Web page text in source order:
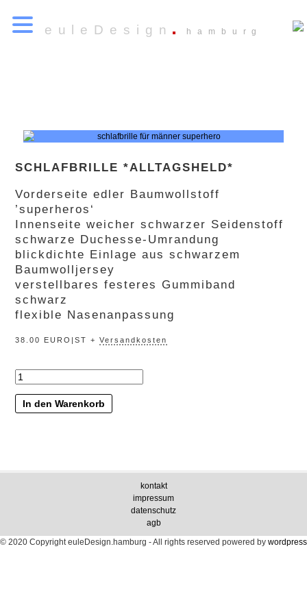
euleDesign hamburg
SCHLAFBRILLE *ALLTAGSHELD*
Vorderseite edler Baumwollstoff
’superheros‘
Innenseite weicher schwarzer Seidenstoff
schwarze Duchesse-Umrandung
blickdichte Einlage aus schwarzem
Baumwolljersey
verstellbares festeres Gummiband
schwarz
flexible Nasenanpassung
38.00 EURO|ST +Versandkosten
Menge
In den Warenkorb
kontakt
impressum
datenschutz
agb
© 2020 Copyright euleDesign.hamburg - All rights reserved powered by wordpress